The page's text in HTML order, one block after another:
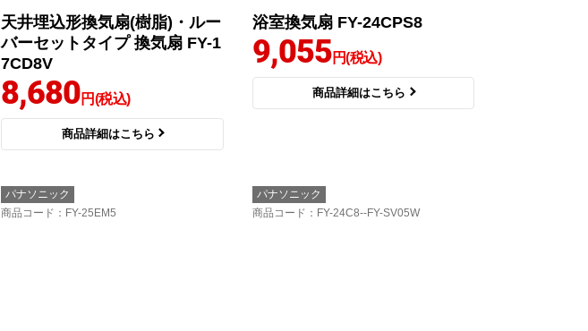
天井埋込形換気扇(樹脂)・ルー
バーセットタイプ 換気扇 FY-1
7CD8V
8,680円(税込)
商品詳細はこちら
浴室換気扇 FY-24CPS8
9,055円(税込)
商品詳細はこちら
パナソニック
商品コード ：FY-25EM5
パナソニック
商品コード ：FY-24C8--FY-SV05W